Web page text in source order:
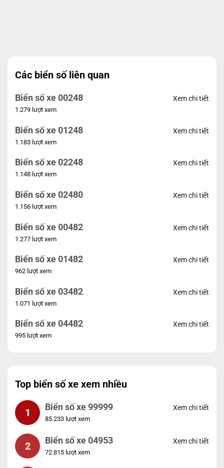
Các biển số liên quan
Biển số xe 00248
1.279 lượt xem
Xem chi tiết
Biển số xe 01248
1.183 lượt xem
Xem chi tiết
Biển số xe 02248
1.148 lượt xem
Xem chi tiết
Biển số xe 02480
1.156 lượt xem
Xem chi tiết
Biển số xe 00482
1.277 lượt xem
Xem chi tiết
Biển số xe 01482
962 lượt xem
Xem chi tiết
Biển số xe 03482
1.071 lượt xem
Xem chi tiết
Biển số xe 04482
995 lượt xem
Xem chi tiết
Top biển số xe xem nhiều
1 Biển số xe 99999
85.233 lượt xem
Xem chi tiết
2 Biển số xe 04953
72.815 lượt xem
Xem chi tiết